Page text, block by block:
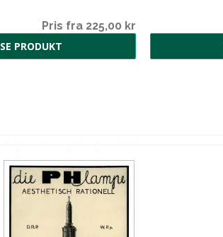
Pris fra 225,00 kr
SE PRODUKT